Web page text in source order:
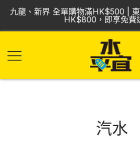
Skip
content
九龍、新界 全單購物滿HK$500 |
HK$800，即享免費
汽水